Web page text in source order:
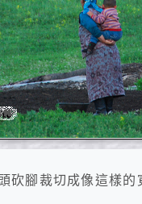
砍腳裁切成像這樣